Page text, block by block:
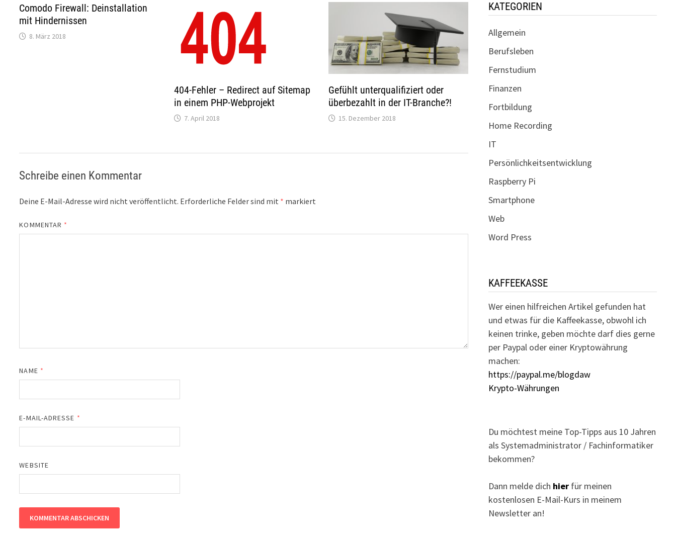
Comodo Firewall: Deinstallation
mit Hindernissen
8. März 2018
404-Fehler – Redirect auf Sitemap
in einem PHP-Webprojekt
7. April 2018
Gefühlt unterqualifiziert oder
überbezahlt in der IT-Branche?!
15. Dezember 2018
Schreibe einen Kommentar
Deine E-Mail-Adresse wird nicht veröffentlicht. Erforderliche Felder sind mit * markiert
KOMMENTAR *
NAME *
E-MAIL-ADRESSE *
WEBSITE
KATEGORIEN
Allgemein
Berufsleben
Fernstudium
Finanzen
Fortbildung
Home Recording
IT
Persönlichkeitsentwicklung
Raspberry Pi
Smartphone
Web
Word Press
KAFFEEKASSE
Wer einen hilfreichen Artikel gefunden hat
und etwas für die Kaffeekasse, obwohl ich
keinen trinke, geben möchte darf dies gerne
per Paypal oder einer Kryptowährung
machen:
https://paypal.me/blogdaw
Krypto-Währungen
Du möchtest meine Top-Tipps aus 10 Jahren
als Systemadministrator / Fachinformatiker
bekommen?
Dann melde dich hierfür meinen
kostenlosen E-Mail-Kurs in meinem
Newsletter an!